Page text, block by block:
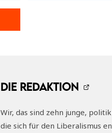
Die Redaktion
Wir, das sind zehn junge,
die sich für den Liberalismus